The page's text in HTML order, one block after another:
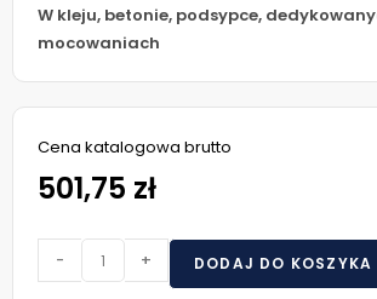
W kleju, betonie, podsypce,
mocowaniach
Cena katalogowa brutto
501,75 zł
- + DODAJ DO KOSZYKA